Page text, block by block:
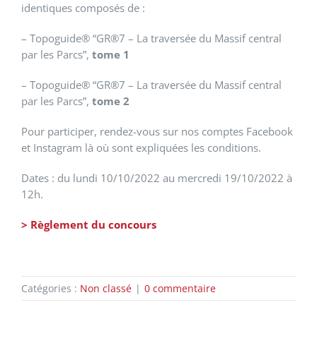
identiques composés de :
– Topoguide® “GR®7 – La traversée du Massif central
par les Parcs”, tome 1
– Topoguide® “GR®7 – La traversée du Massif central
par les Parcs”, tome 2
Pour participer, rendez-vous sur nos comptes Facebook
et Instagram là où sont expliquées les conditions.
Dates : du lundi 10/10/2022 au mercredi 19/10/2022 à
12h.
> Règlement du concours
Catégories : Non classé | 0 commentaire